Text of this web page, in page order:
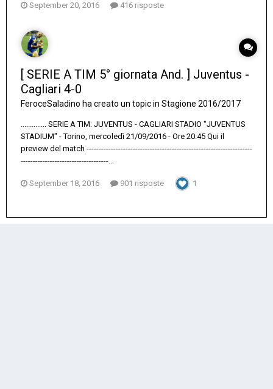
September 20, 2016 416 risposte
[ SERIE A TIM 5° giornata And. ] Juventus -
Cagliari 4-0
FeroceSaladino ha creato un topic in Stagione 2016/2017
.............. SERIE A TIM: JUVENTUS - CAGLIARI STADIO "JUVENTUS
STADIUM" - Torino, mercoledì 21/09/2016 - Ore 20:45 Qui il
preview del match --------------------------------------------------------------------
------------------------------------...
September 18, 2016 901 risposte 1